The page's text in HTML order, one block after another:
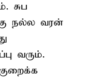
சுப
நல்ல வரன்
வரும்.